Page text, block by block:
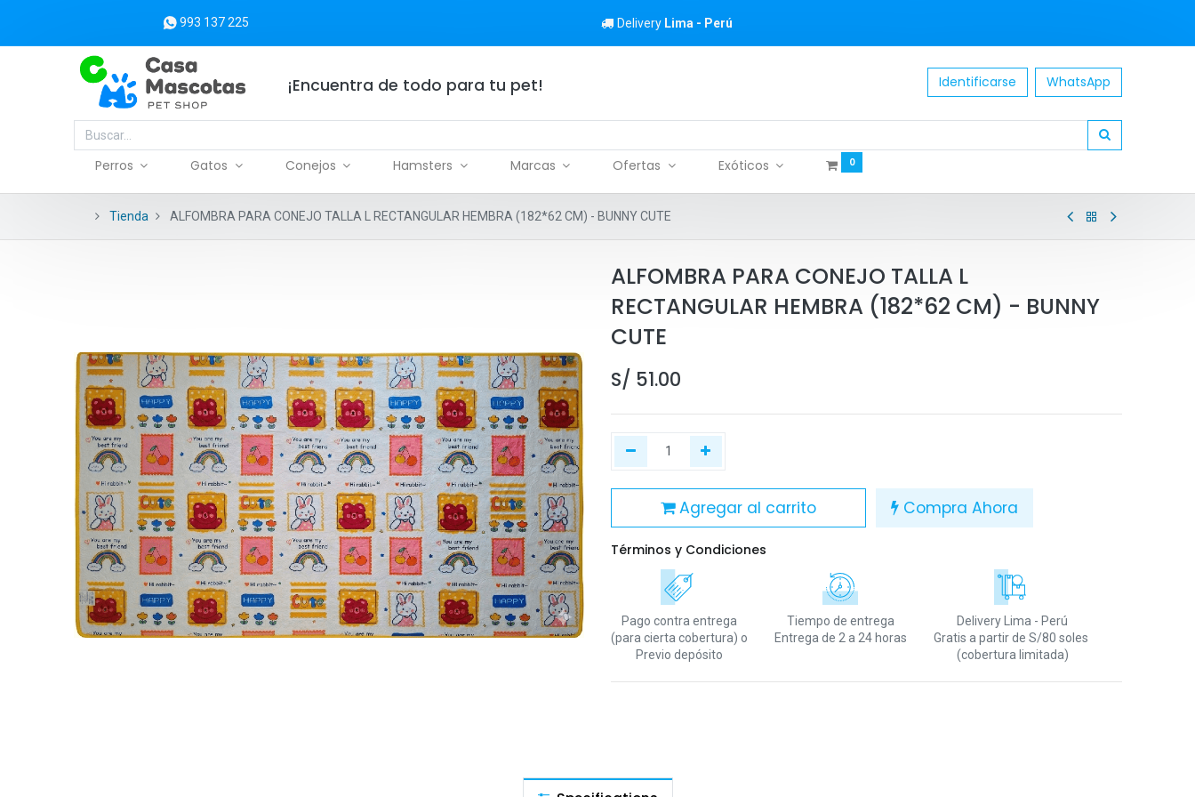
993 137 225 Delivery Lima - Perú
¡Encuentra de todo para tu pet! Identificarse WhatsApp
Perros Gatos Conejos Hamsters Marcas Ofertas Exóticos 0
Tienda ALFOMBRA PARA CONEJO TALLA L RECTANGULAR HEMBRA (182*62 CM) - BUNNY CUTE
ALFOMBRA PARA CONEJO TALLA L
RECTANGULAR HEMBRA (182*62 CM) - BUNNY
CUTE
S/ 51.00
Agregar al carrito Compra Ahora
Términos y Condiciones
Pago contra entrega
(para cierta cobertura) o
Previo depósito
Tiempo de entrega
Entrega de 2 a 24 horas
Delivery Lima - Perú
Gratis a partir de S/80 soles
(cobertura limitada)